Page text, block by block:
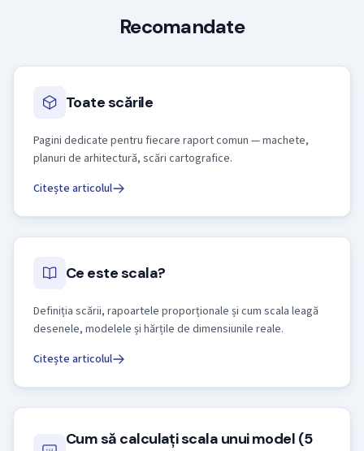
Recomandate
Toate scările
Pagini dedicate pentru fiecare raport comun — machete,
planuri de arhitectură, scări cartografice.
Citește articolul
Ce este scala?
Definiția scării, rapoartele proporționale și cum scala leagă
desenele, modelele și hărțile de dimensiunile reale.
Citește articolul
Cum să calculați scala unui model (5